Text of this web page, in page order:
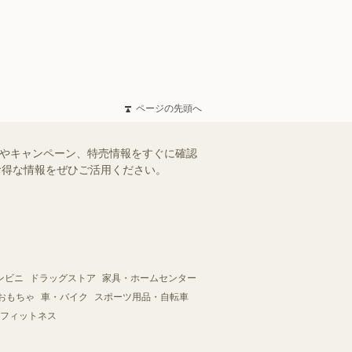
ページの先頭へ
キャンペーン、特売情報をすぐに確認
な情報をぜひご活用ください。
ビニ ドラッグストア
家具・ホームセンター
もちゃ
車・バイク
スポーツ用品・自転車
ィットネス